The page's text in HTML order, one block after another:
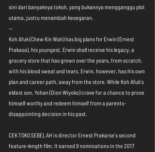
sini dari banyaknya tokoh, yang bukannya mengganggu plot
utama, justru menambah kesegaran.
--
Koh Afuk (Chew Kin Wah) has big plans for Erwin (Ernest
Prakasa), his youngest. Erwin shall receive his legacy, a
grocery store that has grown over the years, from scratch,
with his blood sweat and tears. Erwin, however, has his own
plan and career path, away from the store. While Koh Afuk's
eldest son, Yohan (Dion Wiyoko) crave for a chance to prove
himself worthy and redeem himself from a parents-
disappointing decision in his past.
CEK TOKO SEBELAH is director Ernest Prakarse's second
feature-length film. It earned 9 nominations in the 2017